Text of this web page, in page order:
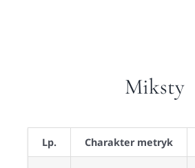
Miksty
Lp. Charakter metryk